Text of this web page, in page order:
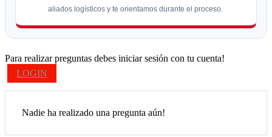
aliados logísticos y te orientamos durante el proceso.
Para realizar preguntas debes iniciar sesión con tu cuenta!
LOGIN
Nadie ha realizado una pregunta aún!